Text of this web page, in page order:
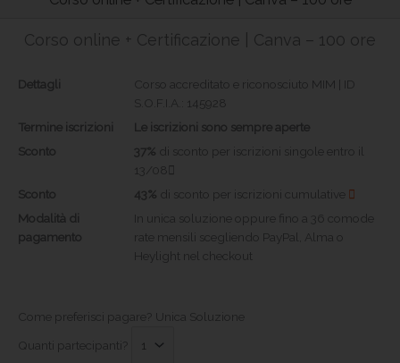
Corso online + Certificazione | Canva – 100 ore
Dettagli
Corso accreditato e riconosciuto MIM | ID
S.O.F.I.A.: 145928
Termine iscrizioni
Le iscrizioni sono sempre aperte
Sconto
37% di sconto per iscrizioni singole entro il
13/08
Sconto
43% di sconto per iscrizioni cumulative
Modalità di
pagamento
In unica soluzione oppure fino a 36 comode
rate mensili scegliendo PayPal, Alma o
Heylight nel checkout
Come preferisci pagare? Unica Soluzione
Quanti partecipanti?